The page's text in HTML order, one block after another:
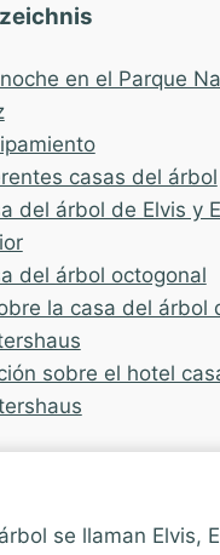
en el Parque
casas del árbol
del árbol de Elvis y
del árbol octogonal
la casa del árbol
sobre el hotel
se llaman Elvis,